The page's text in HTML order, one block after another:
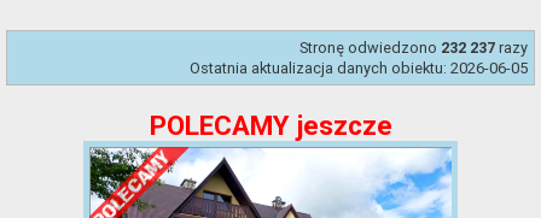
Stronę odwiedzono 232 237 razy
Ostatnia aktualizacja danych obiektu: 2026-06-05
POLECAMY jeszcze